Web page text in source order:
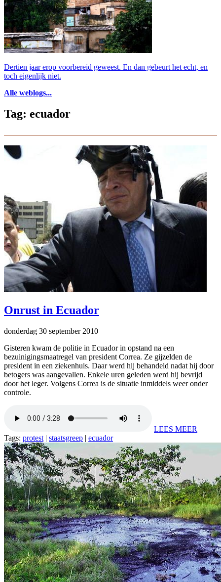
Dertien jaar erop voorbereid geweest. En dan gebeurt het echt, en
toch eigenlijk niet.
Alle weblogs...
Tag: ecuador
Onrust in Ecuador
donderdag 30 september 2010
Gisteren kwam de politie in Ecuador in opstand na een
bezuinigingsmaatregel van president Correa. Ze gijzelden de
president in een ziekenhuis. Daar werd hij behandeld nadat hij door
betogers was aangevallen. Enkele uren geleden werd hij bevrijd
door het leger. Volgens Correa is de situatie inmiddels weer onder
controle.
LEES MEER
Tags: protest | staatsgreep | ecuador